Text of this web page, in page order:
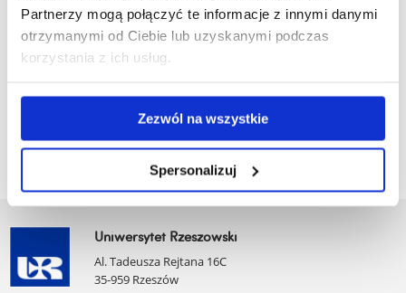
Partnerzy mogą połączyć te informacje z innymi danymi
otrzymanymi od Ciebie lub uzyskanymi podczas
korzystania z ich usług.
Zezwól na wszystkie
Spersonalizuj
plik
(134.1 KiB)
Uniwersytet Rzeszowski
Al. Tadeusza Rejtana 16C
35-959 Rzeszów